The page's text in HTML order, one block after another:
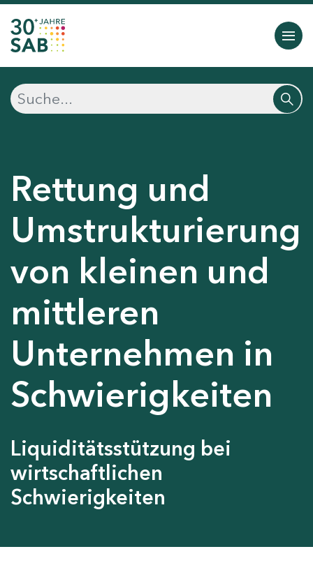
Rettung und
Umstrukturierung
von kleinen und
mittleren
Unternehmen in
Schwierigkeiten
Liquiditätsstützung bei
wirtschaftlichen
Schwierigkeiten